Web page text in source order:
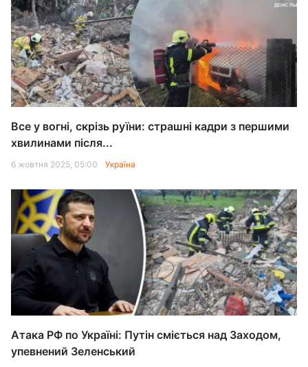
Все у вогні, скрізь руїни: страшні кадри з першими
хвилинами після...
6 жовтня 2025, 05:00 Україна
Атака РФ по Україні: Путін сміється над Заходом,
упевнений Зеленський